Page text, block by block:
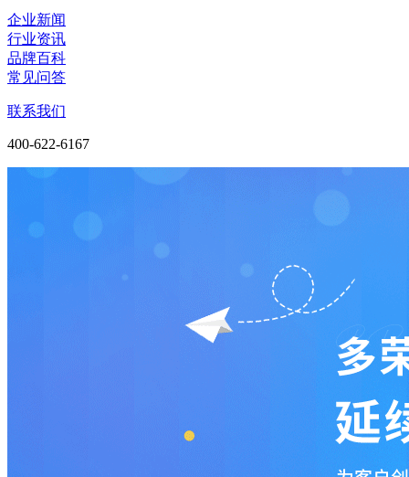
企业新闻
行业资讯
品牌百科
常见问答
联系我们
400-622-6167